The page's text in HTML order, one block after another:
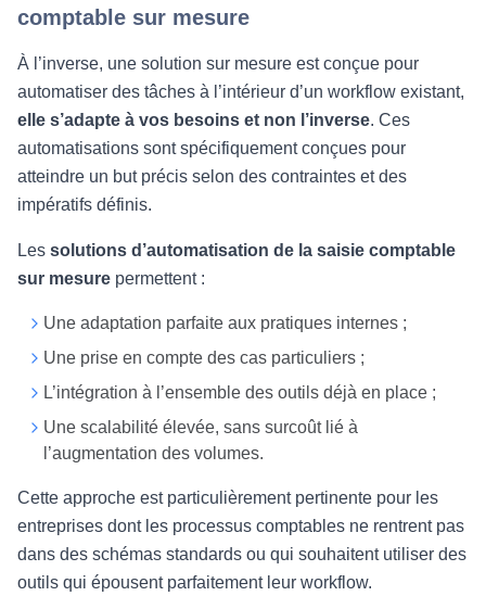
comptable sur mesure
À l’inverse, une solution sur mesure est conçue pour
automatiser des tâches à l’intérieur d’un workflow existant,
elle s’adapte à vos besoins et non l’inverse. Ces
automatisations sont spécifiquement conçues pour
atteindre un but précis selon des contraintes et des
impératifs définis.
Les solutions d’automatisation de la saisie comptable
sur mesure permettent :
Une adaptation parfaite aux pratiques internes ;
Une prise en compte des cas particuliers ;
L’intégration à l’ensemble des outils déjà en place ;
Une scalabilité élevée, sans surcoût lié à
l’augmentation des volumes.
Cette approche est particulièrement pertinente pour les
entreprises dont les processus comptables ne rentrent pas
dans des schémas standards ou qui souhaitent utiliser des
outils qui épousent parfaitement leur workflow.